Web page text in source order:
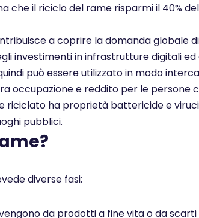
che il riciclo del rame risparmi il 40%
a coprire la domanda globale
investimenti in infrastrutture digitali
può essere utilizzato in modo
occupazione e reddito per le
riciclato ha proprietà battericide e
pubblici.
diverse fasi:
da prodotti a fine vita o da